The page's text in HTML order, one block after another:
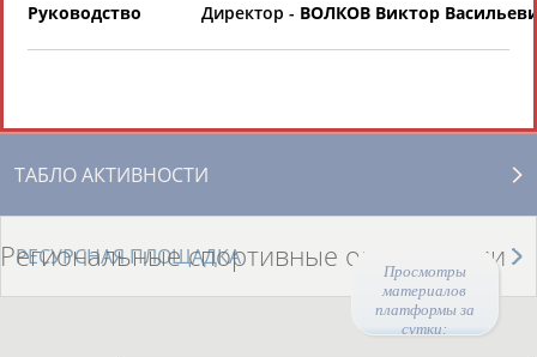
Просмотры
материалов
платформы за
сутки:
Главная » Региональные спортивные организации
ТАБЛО АКТИВНОСТИ
РЕСУРСНАЯ ПЛОЩАДКА
Региональные спортивные организации
Руководство
Директор - ВОЛКОВ Виктор